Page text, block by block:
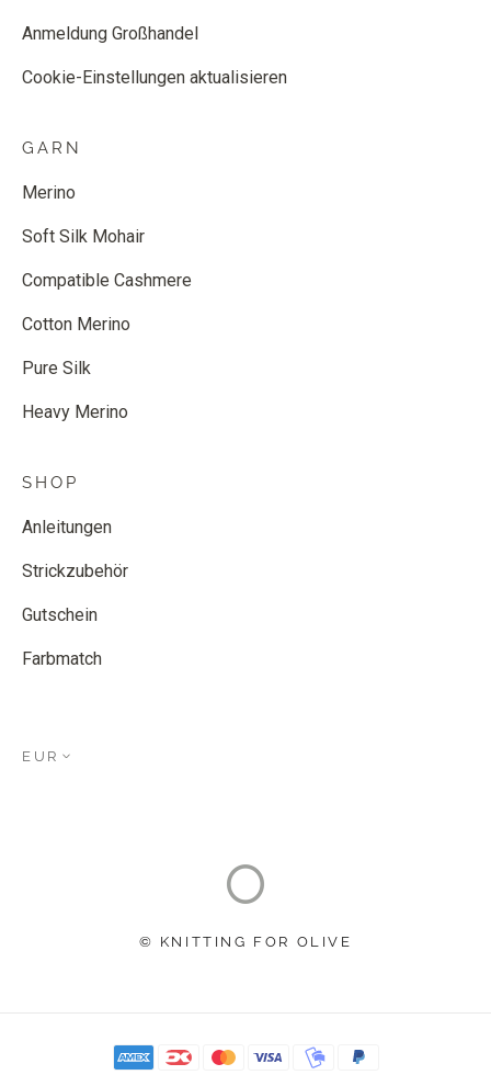
Anmeldung Großhandel
Cookie-Einstellungen aktualisieren
GARN
Merino
Soft Silk Mohair
Compatible Cashmere
Cotton Merino
Pure Silk
Heavy Merino
SHOP
Anleitungen
Strickzubehör
Gutschein
Farbmatch
EUR
© KNITTING FOR OLIVE